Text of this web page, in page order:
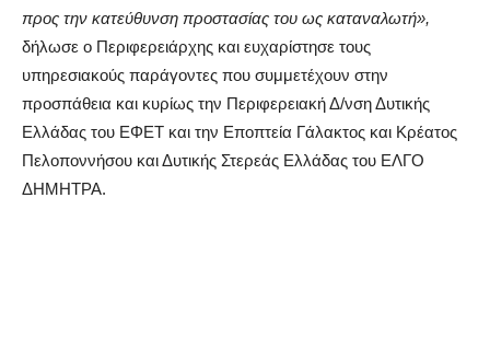
προς την κατεύθυνση προστασίας του ως καταναλωτή»,
δήλωσε ο Περιφερειάρχης και ευχαρίστησε τους
υπηρεσιακούς παράγοντες που συμμετέχουν στην
προσπάθεια και κυρίως την Περιφερειακή Δ/νση Δυτικής
Ελλάδας του ΕΦΕΤ και την Εποπτεία Γάλακτος και Κρέατος
Πελοποννήσου και Δυτικής Στερεάς Ελλάδας του ΕΛΓΟ
ΔΗΜΗΤΡΑ.